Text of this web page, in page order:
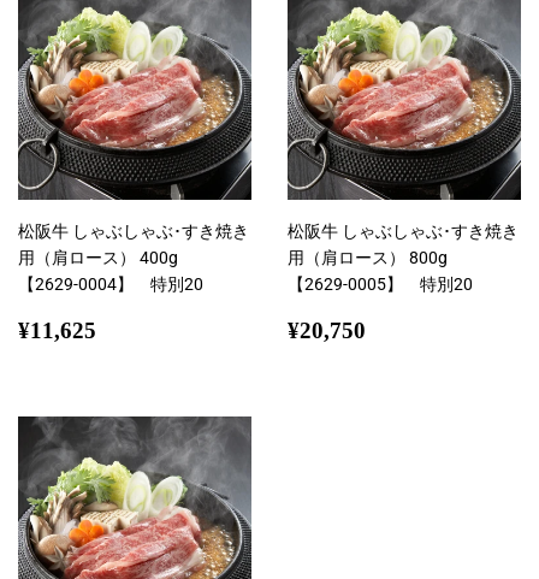
松阪牛 しゃぶしゃぶ･すき焼き
用（肩ロース） 400g
【2629-0004】 特別20
通
¥11,625
松阪牛 しゃぶしゃぶ･すき焼き
用（肩ロース） 800g
【2629-0005】 特別20
通
¥20,750